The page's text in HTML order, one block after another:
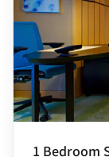
1 Bedroom